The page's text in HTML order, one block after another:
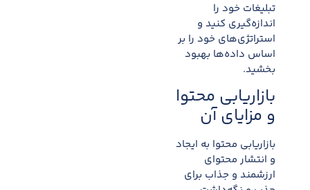
تبلیغات خود را
اندازه‌گیری کنید و
استراتژی‌های خود را بر
اساس داده‌ها بهبود
بخشید.
بازاریابی محتوا
و مزایای آن
بازاریابی محتوا به ایجاد
و انتشار محتوای
ارزشمند و جذاب برای